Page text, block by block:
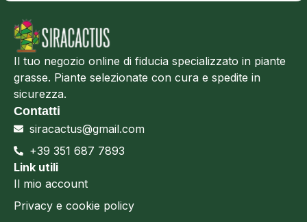
Il tuo negozio online di fiducia specializzato in piante
grasse. Piante selezionate con cura e spedite in
sicurezza.
Contatti
siracactus@gmail.com
+39 351 687 7893
Link utili
Il mio account
Privacy e cookie policy